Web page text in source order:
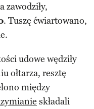
zawodziły,
. Tuszę ćwiartowano,
udowe wędziły
ołtarza, resztę
między
składali